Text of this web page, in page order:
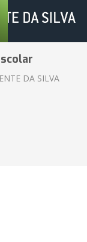
DA SILVA